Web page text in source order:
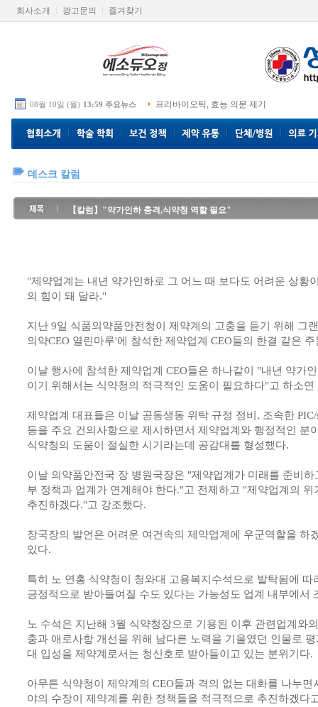
회사소개 광고문의 즐겨찾기
08월 10일 (월) 13:59 주요뉴스 프리바이오틱, 효능 의문 제기
데스크 칼럼
【칼럼】"약가인하 충격,식약청 역할 필요"
"제약업계는 내년 약가인하로 그 어느 때 보다도 어려운 상황
의 힘이 돼 달라."
지난 9일 식품의약품안전청이 제약계의 고충을 듣기 위해 그
의약CEO 열린마루'에 참석한 제약업계 CEO들의 한결 같은 주
이날 행사에 참석한 제약업계 CEO들은 하나같이 "내년 약가
이기 위해서는 식약청의 적극적인 도움이 필요하다"고 하소연
제약업계 대표들은 이날 공동생동 위탁 규정 정비, 조속한
등을 주요 건의사항으로 제시하면서 제약업계와 행정적인 분
식약청의 도움이 절실한 시기라는데 공감대를 형성했다.
이날 의약품안전국 장 병원국장은 "제약업계가 미래를 준비
부 정책과 업계가 연계해야 한다."고 전제하고 "제약업계의
추진하겠다."고 강조했다.
장국장의 발언은 어려운 여건속의 제약업계에 우군역할을 하
있다.
특히 노 연홍 식약청이 청와대 고용복지수석으로 발탁됨에 따
긍정적으로 받아들여질 수도 있다는 가능성도 업계 내부에서
노 수석은 지난해 3월 식약청장으로 기용된 이후 관련업계와
충과 애로사항 개선을 위해 남다른 노력을 기울였던 인물로
대 입성을 제약계로서는 청신호로 받아들이고 있는 분위기다.
아무튼 식약청이 제약계의 CEO들과 격의 없는 대화를 나누
야의 수장이 제약계를 위한 정책들을 적극적으로 추진하겠다